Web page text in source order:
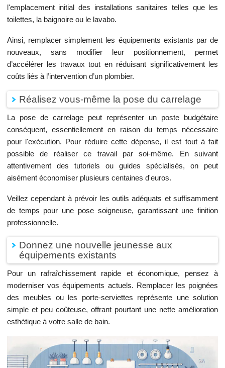
l'emplacement initial des installations sanitaires telles que les
toilettes, la baignoire ou le lavabo.
Ainsi, remplacer simplement les équipements existants par de
nouveaux, sans modifier leur positionnement, permet
d’accélérer les travaux tout en réduisant significativement les
coûts liés à l’intervention d’un plombier.
Réalisez vous-même la pose du carrelage
La pose de carrelage peut représenter un poste budgétaire
conséquent, essentiellement en raison du temps nécessaire
pour l'exécution. Pour réduire cette dépense, il est tout à fait
possible de réaliser ce travail par soi-même. En suivant
attentivement des tutoriels ou guides spécialisés, on peut
aisément économiser plusieurs centaines d'euros.
Veillez cependant à prévoir les outils adéquats et suffisamment
de temps pour une pose soigneuse, garantissant une finition
professionnelle.
Donnez une nouvelle jeunesse aux
équipements existants
Pour un rafraîchissement rapide et économique, pensez à
moderniser vos équipements actuels. Remplacer les poignées
des meubles ou les porte-serviettes représente une solution
simple et peu coûteuse, offrant pourtant une nette amélioration
esthétique à votre salle de bain.